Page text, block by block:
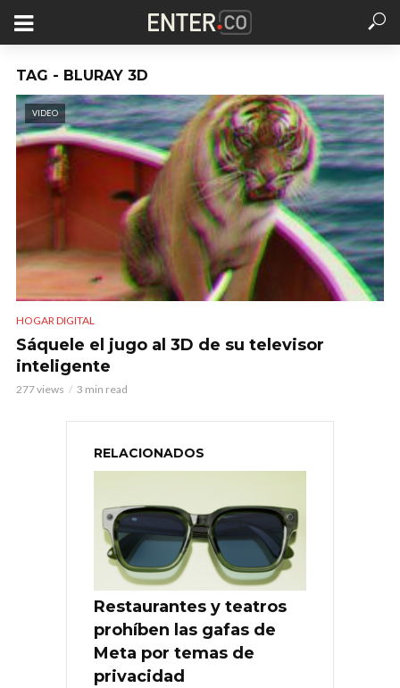
TAG - BLURAY 3D
VIDEO
HOGAR DIGITAL
Sáquele el jugo al 3D de su televisor
inteligente
277 views 3 min read
RELACIONADOS
Restaurantes y teatros
prohíben las gafas de
Meta por temas de
privacidad